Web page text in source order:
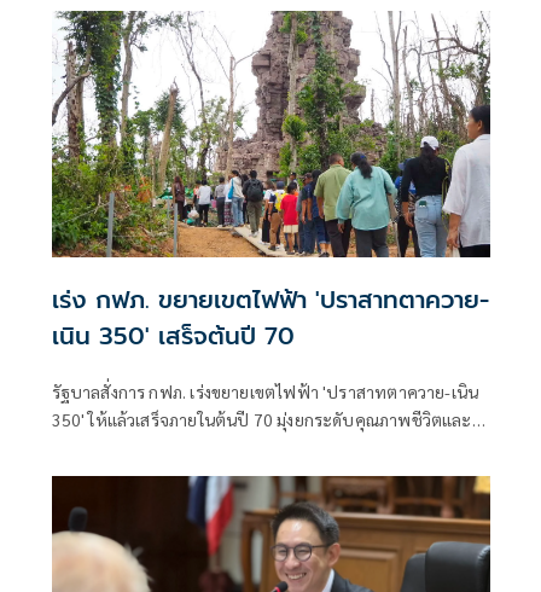
เร่ง กฟภ. ขยายเขตไฟฟ้า 'ปราสาทตาควาย-
เนิน 350' เสร็จต้นปี 70
รัฐบาลสั่งการ กฟภ. เร่งขยายเขตไฟฟ้า 'ปราสาทตาควาย-เนิน
350' ให้แล้วเสร็จภายในต้นปี 70 มุ่งยกระดับคุณภาพชีวิตและ